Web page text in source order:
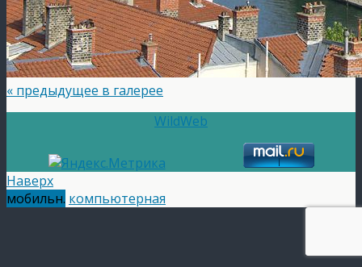
« предыдущее в галерее
WildWeb
Наверх
мобильн. компьютерная